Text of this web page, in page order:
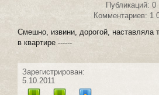
Публикаций: 0
Комментариев: 1
Смешно, извини, дорогой, наставляла
в квартире ------
Зарегистрирован:
5.10.2011